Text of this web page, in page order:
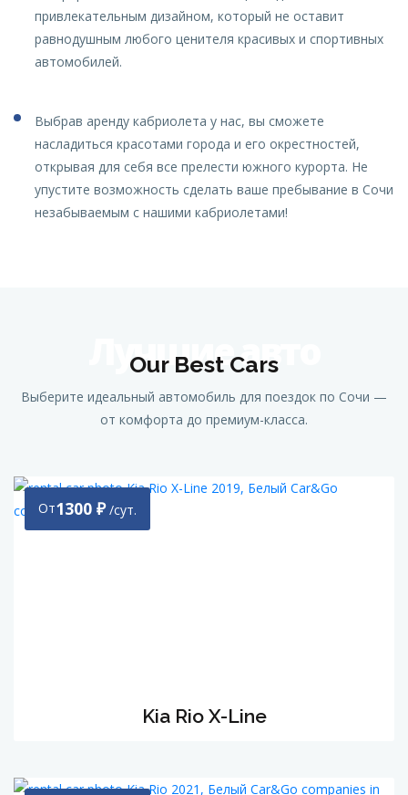
привлекательным дизайном, который не оставит
равнодушным любого ценителя красивых и спортивных
автомобилей.
Выбрав аренду кабриолета у нас, вы сможете
насладиться красотами города и его окрестностей,
открывая для себя все прелести южного курорта. Не
упустите возможность сделать ваше пребывание в Сочи
незабываемым с нашими кабриолетами!
Our Best Cars
Выберите идеальный автомобиль для поездок по Сочи —
от комфорта до премиум-класса.
Лучшие авто
Kia Rio Х-Line
От1300 ₽ /сут.